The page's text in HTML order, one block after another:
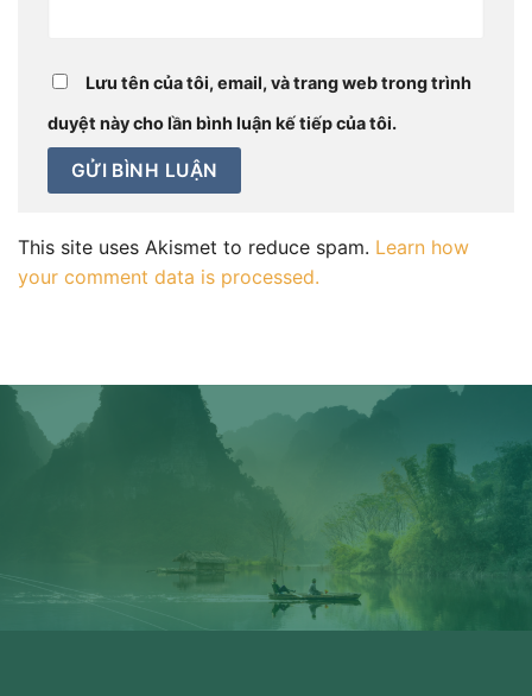
Lưu tên của tôi, email, và trang web trong trình
duyệt này cho lần bình luận kế tiếp của tôi.
This site uses Akismet to reduce spam. Learn how
your comment data is processed.